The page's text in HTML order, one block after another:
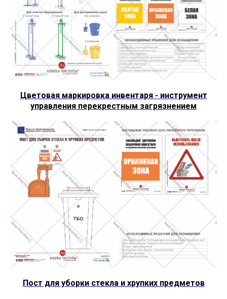
Цветовая маркировка инвентаря - инструмент
управления перекрестным загрязнением
Пост для уборки стекла и хрупких предметов